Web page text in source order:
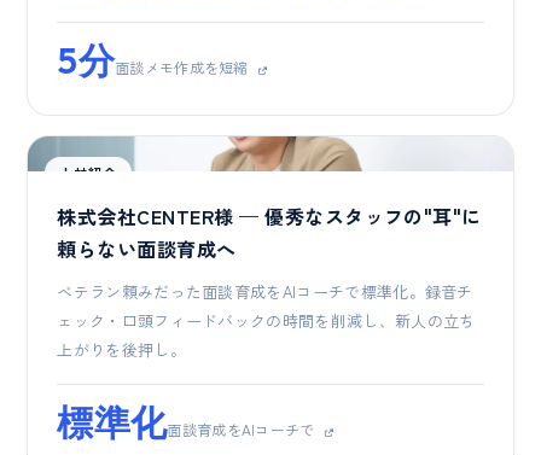
5分面談メモ作成を短縮
人材紹介
株式会社CENTER様 — 優秀なスタッフの"耳"に
頼らない面談育成へ
ベテラン頼みだった面談育成をAIコーチで標準化。録音チ
ェック・口頭フィードバックの時間を削減し、新人の立ち
上がりを後押し。
標準化面談育成をAIコーチで